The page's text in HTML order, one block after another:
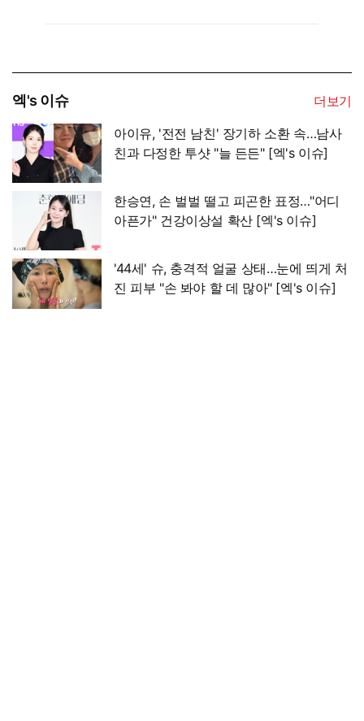
엑's 이슈
더보기
아이유, '전전 남친' 장기하 소환 속…남사
친과 다정한 투샷 "늘 든든" [엑's 이슈]
한승연, 손 벌벌 떨고 피곤한 표정…"어디
아픈가" 건강이상설 확산 [엑's 이슈]
'44세' 슈, 충격적 얼굴 상태…눈에 띄게 처
진 피부 "손 봐야 할 데 많아" [엑's 이슈]